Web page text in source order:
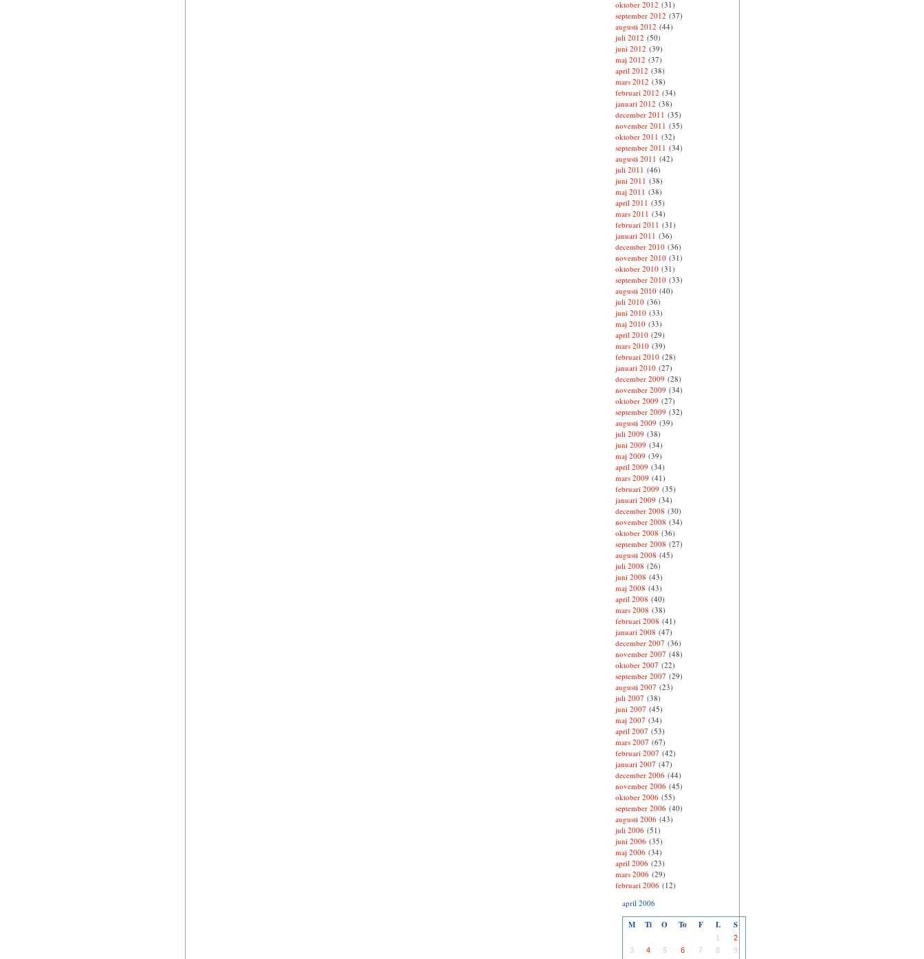
oktober 2012 (31)
september 2012 (37)
augusti 2012 (44)
juli 2012 (50)
juni 2012 (39)
maj 2012 (37)
april 2012 (38)
mars 2012 (38)
februari 2012 (34)
januari 2012 (38)
december 2011 (35)
november 2011 (35)
oktober 2011 (32)
september 2011 (34)
augusti 2011 (42)
juli 2011 (46)
juni 2011 (38)
maj 2011 (38)
april 2011 (35)
mars 2011 (34)
februari 2011 (31)
januari 2011 (36)
december 2010(36)
november 2010(31)
oktober 2010(31)
september 2010(33)
augusti 2010(40)
juli 2010(36)
juni 2010(33)
maj 2010(33)
april 2010(29)
mars 2010(39)
februari 2010(28)
januari 2010(27)
december 2009 (28)
november 2009 (34)
oktober 2009 (27)
september 2009 (32)
augusti 2009 (39)
juli 2009 (38)
juni 2009 (34)
maj 2009 (39)
april 2009 (34)
mars 2009 (41)
februari 2009 (35)
januari 2009 (34)
december 2008 (30)
november 2008 (34)
oktober 2008 (36)
september 2008 (27)
augusti 2008 (45)
juli 2008 (26)
juni 2008 (43)
maj 2008 (43)
april 2008 (40)
mars 2008 (38)
februari 2008 (41)
januari 2008 (47)
december 2007 (36)
november 2007 (48)
oktober 2007 (22)
september 2007 (29)
augusti 2007 (23)
juli 2007 (38)
juni 2007 (45)
maj 2007 (34)
april 2007 (53)
mars 2007 (67)
februari 2007 (42)
januari 2007 (47)
december 2006(44)
november 2006(45)
oktober 2006(55)
september 2006(40)
augusti 2006(43)
juli 2006(51)
juni 2006(35)
maj 2006(34)
april 2006(23)
mars 2006(29)
februari 2006(12)
april 2006
M Ti O To F L S
1
2
3
4 5 6 7 8
9